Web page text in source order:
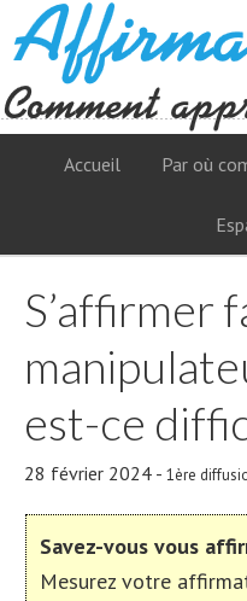
Accueil Par où
S’affirmer
est-ce
28 février 2024 - 1ère
Savez-vous vous
Mesurez votre